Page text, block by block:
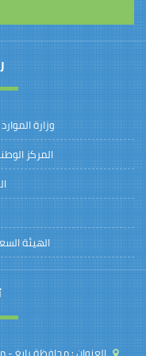
وزارة
المركز
الهيئة